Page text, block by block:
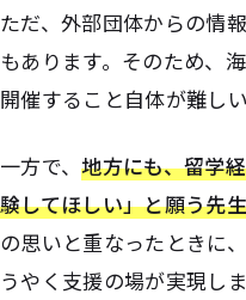
ただ、外部団体からの情
もあります。そのため、
開催すること自体が難し
一方で、地方にも、留学
験してほしい」と願う先
の思いと重なったときに
うやく支援の場が実現しま